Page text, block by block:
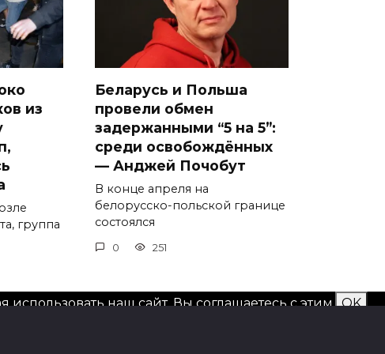
из
группа
Беларусь и Польша
провели обмен
задержанными “5 на 5”:
среди освобождённых
— Анджей Почобут
В конце апреля на
белорусско-польской границе
состоялся
0 251
наш сайт, Вы соглашаетесь с этим. OK